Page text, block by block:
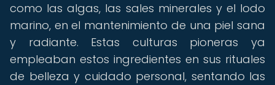
como las algas, las sales minerales y el lodo
marino, en el mantenimiento de una piel sana
y radiante. Estas culturas pioneras ya
empleaban estos ingredientes en sus rituales
de belleza y cuidado personal, sentando las